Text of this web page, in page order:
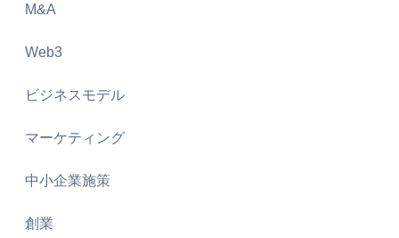
M&A
Web3
ビジネスモデル
マーケティング
中小企業施策
創業